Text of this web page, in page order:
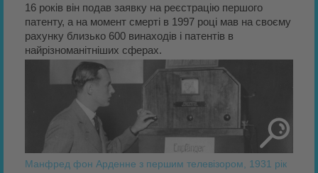
16 років він подав заявку на реєстрацію першого
патенту, а на момент смерті в 1997 році мав на своєму
рахунку близько 600 винаходів і патентів в
найрізноманітніших сферах.
Манфред фон Арденне з першим телевізором, 1931 рік